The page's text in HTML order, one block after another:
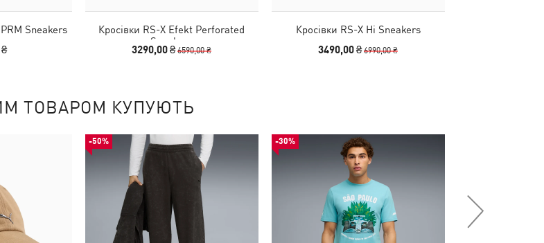
Sneakers
Кросівки RS-X Efekt Perforated
Sneakers
3290,00 ₴6590,00 ₴
Кросівки RS-X Hi Sneakers
3490,00 ₴6990,00 ₴
ТОВАРОМ КУПУЮТЬ
-50% -30%